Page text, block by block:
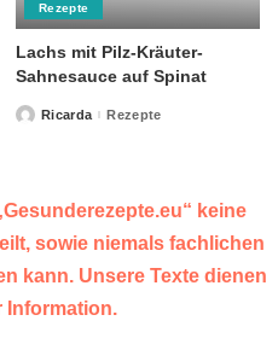
Rezepte
Lachs mit Pilz-Kräuter-
Sahnesauce auf Spinat
PostedRicarda Rezepte
keine
sowie niemals fachlichen
kann. Unsere Texte dienen
Information.